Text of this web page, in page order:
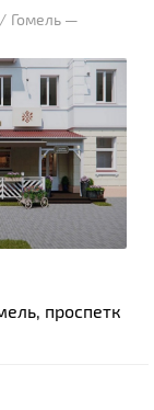
Гомель —
проспетк